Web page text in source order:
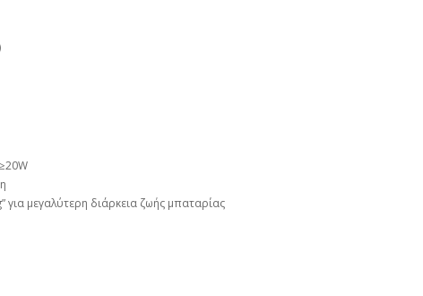
μεγαλύτερη διάρκεια ζωής μπαταρίας